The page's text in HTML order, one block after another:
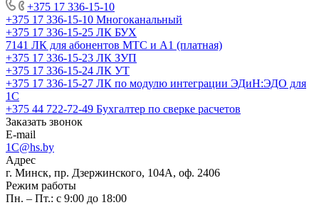
+375 17 336-15-10
+375 17 336-15-10 Многоканальный
+375 17 336-15-25 ЛК БУХ
7141 ЛК для абонентов МТС и А1 (платная)
+375 17 336-15-23 ЛК ЗУП
+375 17 336-15-24 ЛК УТ
+375 17 336-15-27 ЛК по модулю интеграции ЭДиН:ЭДО для
1С
+375 44 722-72-49 Бухгалтер по сверке расчетов
Заказать звонок
E-mail
1C@hs.by
Адрес
г. Минск, пр. Дзержинского, 104А, оф. 2406
Режим работы
Пн. – Пт.: с 9:00 до 18:00